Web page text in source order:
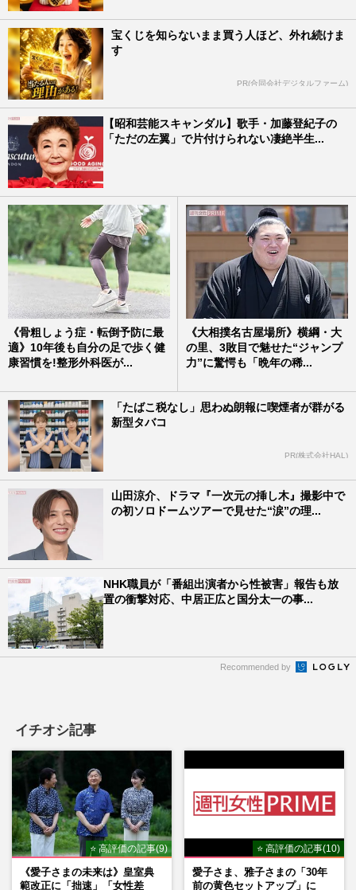
宝くじを知らないまま買う人ほど、外れ続けま
す
PR(合同会社デジタルファーム)
【昭和芸能スキャンダル】歌手・加藤登紀子の
「ただの左翼」で片付けられない凄絶半生...
《骨粗しょう症・転倒予防に最
適》10年後も自分の足で歩く健
康習慣を!整形外科医が...
《大相撲名古屋場所》横綱・大
の里、3敗目で魅せた“ジャンプ
力”に驚愕も「晩年の稀...
「たばこ税なし」思わぬ朗報に喫煙者が群がる
新型タバコ
PR(株式会社HAL)
山田涼介、ドラマ『一次元の挿し木』撮影中で
の初ソロドームツアーで見せた“涙”の理...
NHK職員が「番組出演者から性被害」報告も放
置の衝撃対応、中居正広と国分太一の事...
Recommended by
イチオシ記事
⭐ 高評価の記事(9)
《愛子さまの未来は》皇室典
範改正に「拙速」「女性差
⭐ 高評価の記事(10)
愛子さま、雅子さまの「30年
前の黄色セットアップ」に